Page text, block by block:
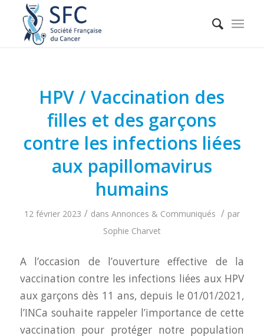
HPV / Vaccination des
filles et des garçons
contre les infections liées
aux papillomavirus
humains
12 février 2023 / dans Annonces & Communiqués / par
Sophie Charvet
A l’occasion de l’ouverture effective de la
vaccination contre les infections liées aux HPV
aux garçons dès 11 ans, depuis le 01/01/2021,
l’INCa souhaite rappeler l’importance de cette
vaccination pour protéger notre population